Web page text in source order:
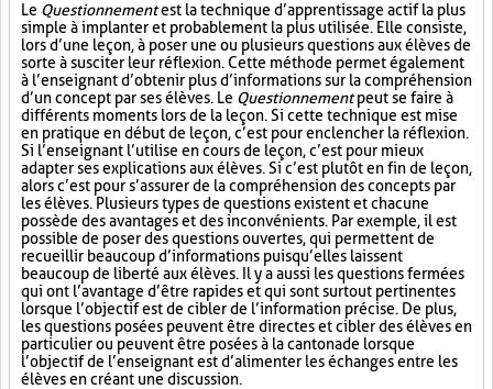
Le Questionnementest la technique d’apprentissage actif la plus
simple à implanter et probablement la plus utilisée. Elle consiste,
lors d’une leçon, à poser une ou plusieurs questions aux élèves de
sorte à susciter leur réflexion. Cette méthode permet également
à l’enseignant d’obtenir plus d’informations sur la compréhension
d’un concept par ses élèves. Le Questionnementpeut se faire à
différents moments lors de la leçon. Si cette technique est mise
en pratique en début de leçon, c’est pour enclencher la réflexion.
Si l’enseignant l’utilise en cours de leçon, c’est pour mieux
adapter ses explications aux élèves. Si c’est plutôt en fin de leçon,
alors c’est pour s’assurer de la compréhension des concepts par
les élèves. Plusieurs types de questions existent et chacune
possède des avantages et des inconvénients. Par exemple, il est
possible de poser des questions ouvertes, qui permettent de
recueillir beaucoup d’informations puisqu’elles laissent
beaucoup de liberté aux élèves. Il y a aussi les questions fermées
qui ont l’avantage d’être rapides et qui sont surtout pertinentes
lorsque l’objectif est de cibler de l’information précise. De plus,
les questions posées peuvent être directes et cibler des élèves en
particulier ou peuvent être posées à la cantonade lorsque
l’objectif de l’enseignant est d’alimenter les échanges entre les
élèves en créant une discussion.